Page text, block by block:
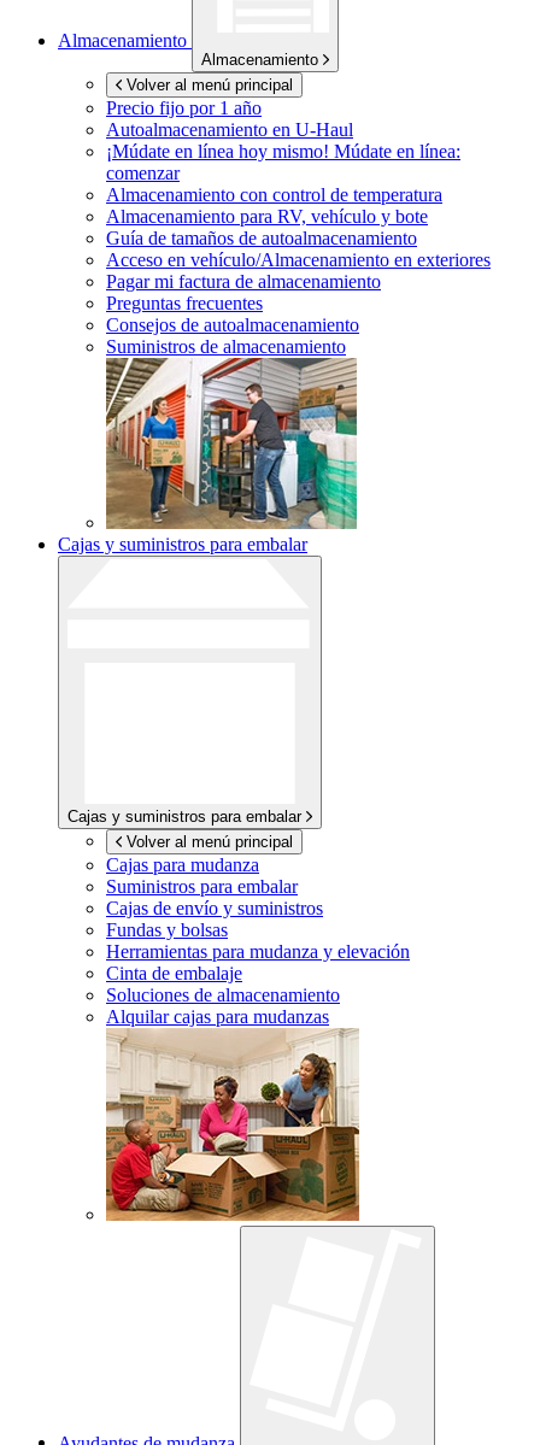
Almacenamiento
Almacenamiento
Volver al menú principal
Precio fijo por 1 año
Autoalmacenamiento en U-Haul
¡Múdate en línea hoy mismo! Múdate en línea:
comenzar
Almacenamiento con control de temperatura
Almacenamiento para RV, vehículo y bote
Guía de tamaños de autoalmacenamiento
Acceso en vehículo/Almacenamiento en exteriores
Pagar mi factura de almacenamiento
Preguntas frecuentes
Consejos de autoalmacenamiento
Suministros de almacenamiento
Cajas y suministros para embalar
Cajas y suministros para embalar
Volver al menú principal
Cajas para mudanza
Suministros para embalar
Cajas de envío y suministros
Fundas y bolsas
Herramientas para mudanza y elevación
Cinta de embalaje
Soluciones de almacenamiento
Alquilar cajas para mudanzas